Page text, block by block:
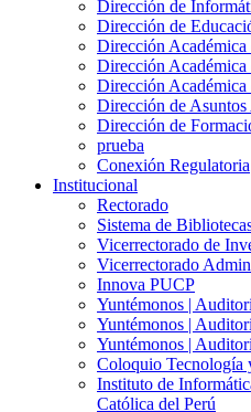
Dirección de
Dirección de
Dirección Académica
Dirección Académica
Dirección Académica
Dirección de Asuntos
Dirección de
prueba
Conexión Regulatoria
Institucional
Rectorado
Sistema de
Vicerrectorado de
Vicerrectorado
Innova PUCP
Yuntémonos |
Yuntémonos |
Yuntémonos |
Coloquio Tecnología
Instituto de
Católica del Perú